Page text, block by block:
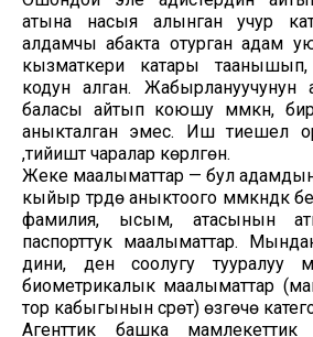
атына насыя алынган учур
алдамчы абакта отурган адам
кызматкери катары таанышып,
кодун алган.
баласы айтып коюшу мүмкүн,
аныкталган эмес. Иш тиешелүү
,тийиштүү чаралар көрүлгөн.
Жеке маалыматтар — бул адамдын
кыйыр түрдө аныктоого мүмкүндүк
фамилия, ысым, атасынын
паспорттук маалыматтар.
дини, ден соолугу тууралуу
биометрикалык маалыматтар
тор кабыгынын сүрөтү) өзгөчө
Агенттик башка